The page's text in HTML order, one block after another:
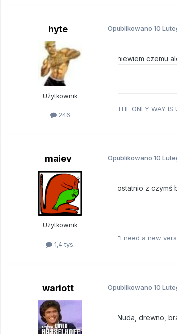
hyte
Użytkownik
246
Opublikowano 10
niewiem czemu
THE ONLY WAY IS
maiev
Użytkownik
1,4 tys.
Opublikowano 10
ostatnio z czymś
"I need a new
wariott Opublikowano 10
Nuda, drewno,